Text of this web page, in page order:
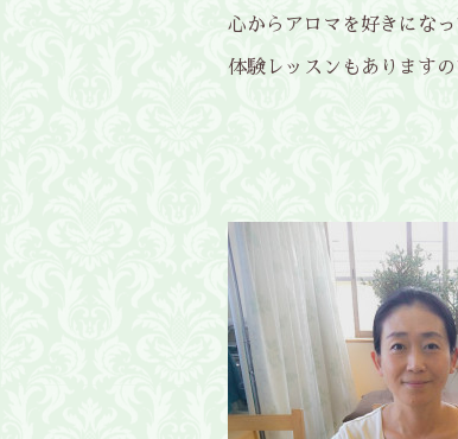
心からアロマを好きにな
体験レッスンもあります